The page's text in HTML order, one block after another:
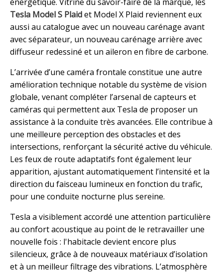
Tesla Model S Plaidet Model X Plaid reviennent eux
aussi au catalogue avec un nouveau carénage avant
avec séparateur, un nouveau carénage arrière avec
diffuseur redessiné et un aileron en fibre de carbone.
L’arrivée d’une caméra frontale constitue une autre
amélioration technique notable du système de vision
globale, venant compléter l’arsenal de capteurs et
caméras qui permettent aux Tesla de proposer un
assistance à la conduite très avancées. Elle contribue à
une meilleure perception des obstacles et des
intersections, renforçant la sécurité active du véhicule.
Les feux de route adaptatifs font également leur
apparition, ajustant automatiquement l’intensité et la
direction du faisceau lumineux en fonction du trafic,
pour une conduite nocturne plus sereine.
Tesla a visiblement accordé une attention particulière
au confort acoustique au point de le retravailler une
nouvelle fois : l'habitacle devient encore plus
silencieux, grâce à de nouveaux matériaux d’isolation
et à un meilleur filtrage des vibrations. L’atmosphère